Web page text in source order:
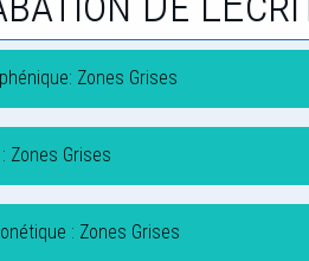
Zones Grises
Zones Grises
: Zones Grises